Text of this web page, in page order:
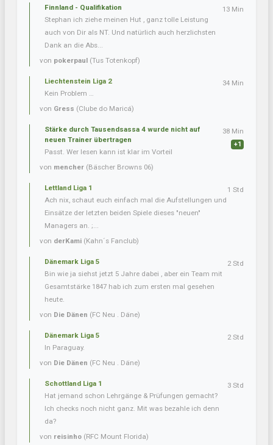
Finnland - Qualifikation
Stephan ich ziehe meinen Hut , ganz tolle Leistung
auch von Dir als NT. Und natürlich auch herzlichsten
Dank an die Abs...
von pokerpaul (Tus Totenkopf)
13 Min
Liechtenstein Liga 2
Kein Problem …
von Gress (Clube do Maricá)
34 Min
Stärke durch Tausendsassa 4 wurde nicht auf
neuen Trainer übertragen
Passt. Wer lesen kann ist klar im Vorteil
von mencher (Bäscher Browns 06)
38 Min
+1
Lettland Liga 1
Ach nix, schaut euch einfach mal die Aufstellungen und
Einsätze der letzten beiden Spiele dieses "neuen"
Managers an. ;...
von derKami (Kahn´s Fanclub)
1 Std
Dänemark Liga 5
Bin wie ja siehst jetzt 5 Jahre dabei , aber ein Team mit
Gesamtstärke 1847 hab ich zum ersten mal gesehen
heute.
von Die Dänen (FC Neu . Däne)
2 Std
Dänemark Liga 5
In Paraguay.
von Die Dänen (FC Neu . Däne)
2 Std
Schottland Liga 1
Hat jemand schon Lehrgänge & Prüfungen gemacht?
Ich checks noch nicht ganz. Mit was bezahle ich denn
da?
von reisinho (RFC Mount Florida)
3 Std